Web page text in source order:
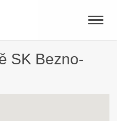
Toggle
SK Bezno-